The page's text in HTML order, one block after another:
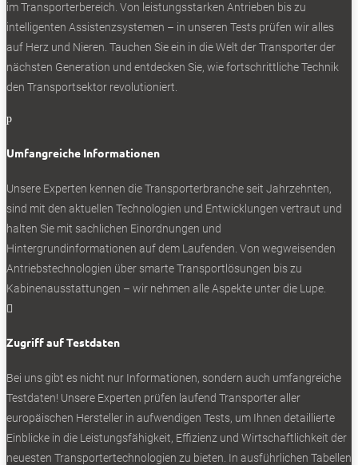
im Transporterbereich. Von leistungsstarken Antrieben bis zu
intelligenten Assistenzsystemen – in unseren Tests prüfen wir alles
auf Herz und Nieren. Tauchen Sie ein in die Welt der Transporter der
nächsten Generation und entdecken Sie, wie fortschrittliche Technik
den Transportsektor revolutioniert.
p
Umfangreiche Informationen
Unsere Experten kennen die Transporterbranche seit Jahrzehnten,
sind mit den aktuellen Technologien und Entwicklungen vertraut und
halten Sie mit sachlichen Einordnungen und
Hintergrundinformationen auf dem Laufenden. Von wegweisenden
Antriebstechnologien über smarte Transportlösungen bis zu
Kabinenausstattungen – wir nehmen alle Aspekte unter die Lupe.

Zugriff auf Testdaten
Bei uns gibt es nicht nur Informationen, sondern auch umfangreiche
Testdaten! Unsere Experten prüfen laufend Transporter aller
europäischen Hersteller in aufwendigen Tests, um Ihnen detaillierte
Einblicke in die Leistungsfähigkeit, Effizienz und Wirtschaftlichkeit der
neuesten Transportertechnologien zu bieten. In ausführlichen Tabellen